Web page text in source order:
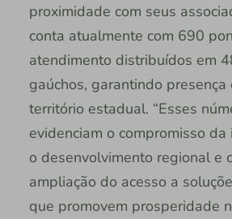
proximidade com seus
conta atualmente com 690
atendimento distribuídos em
gaúchos, garantindo
território estadual. “Esses
evidenciam o compromisso da
o desenvolvimento regional e
ampliação do acesso a
que promovem prosperidade